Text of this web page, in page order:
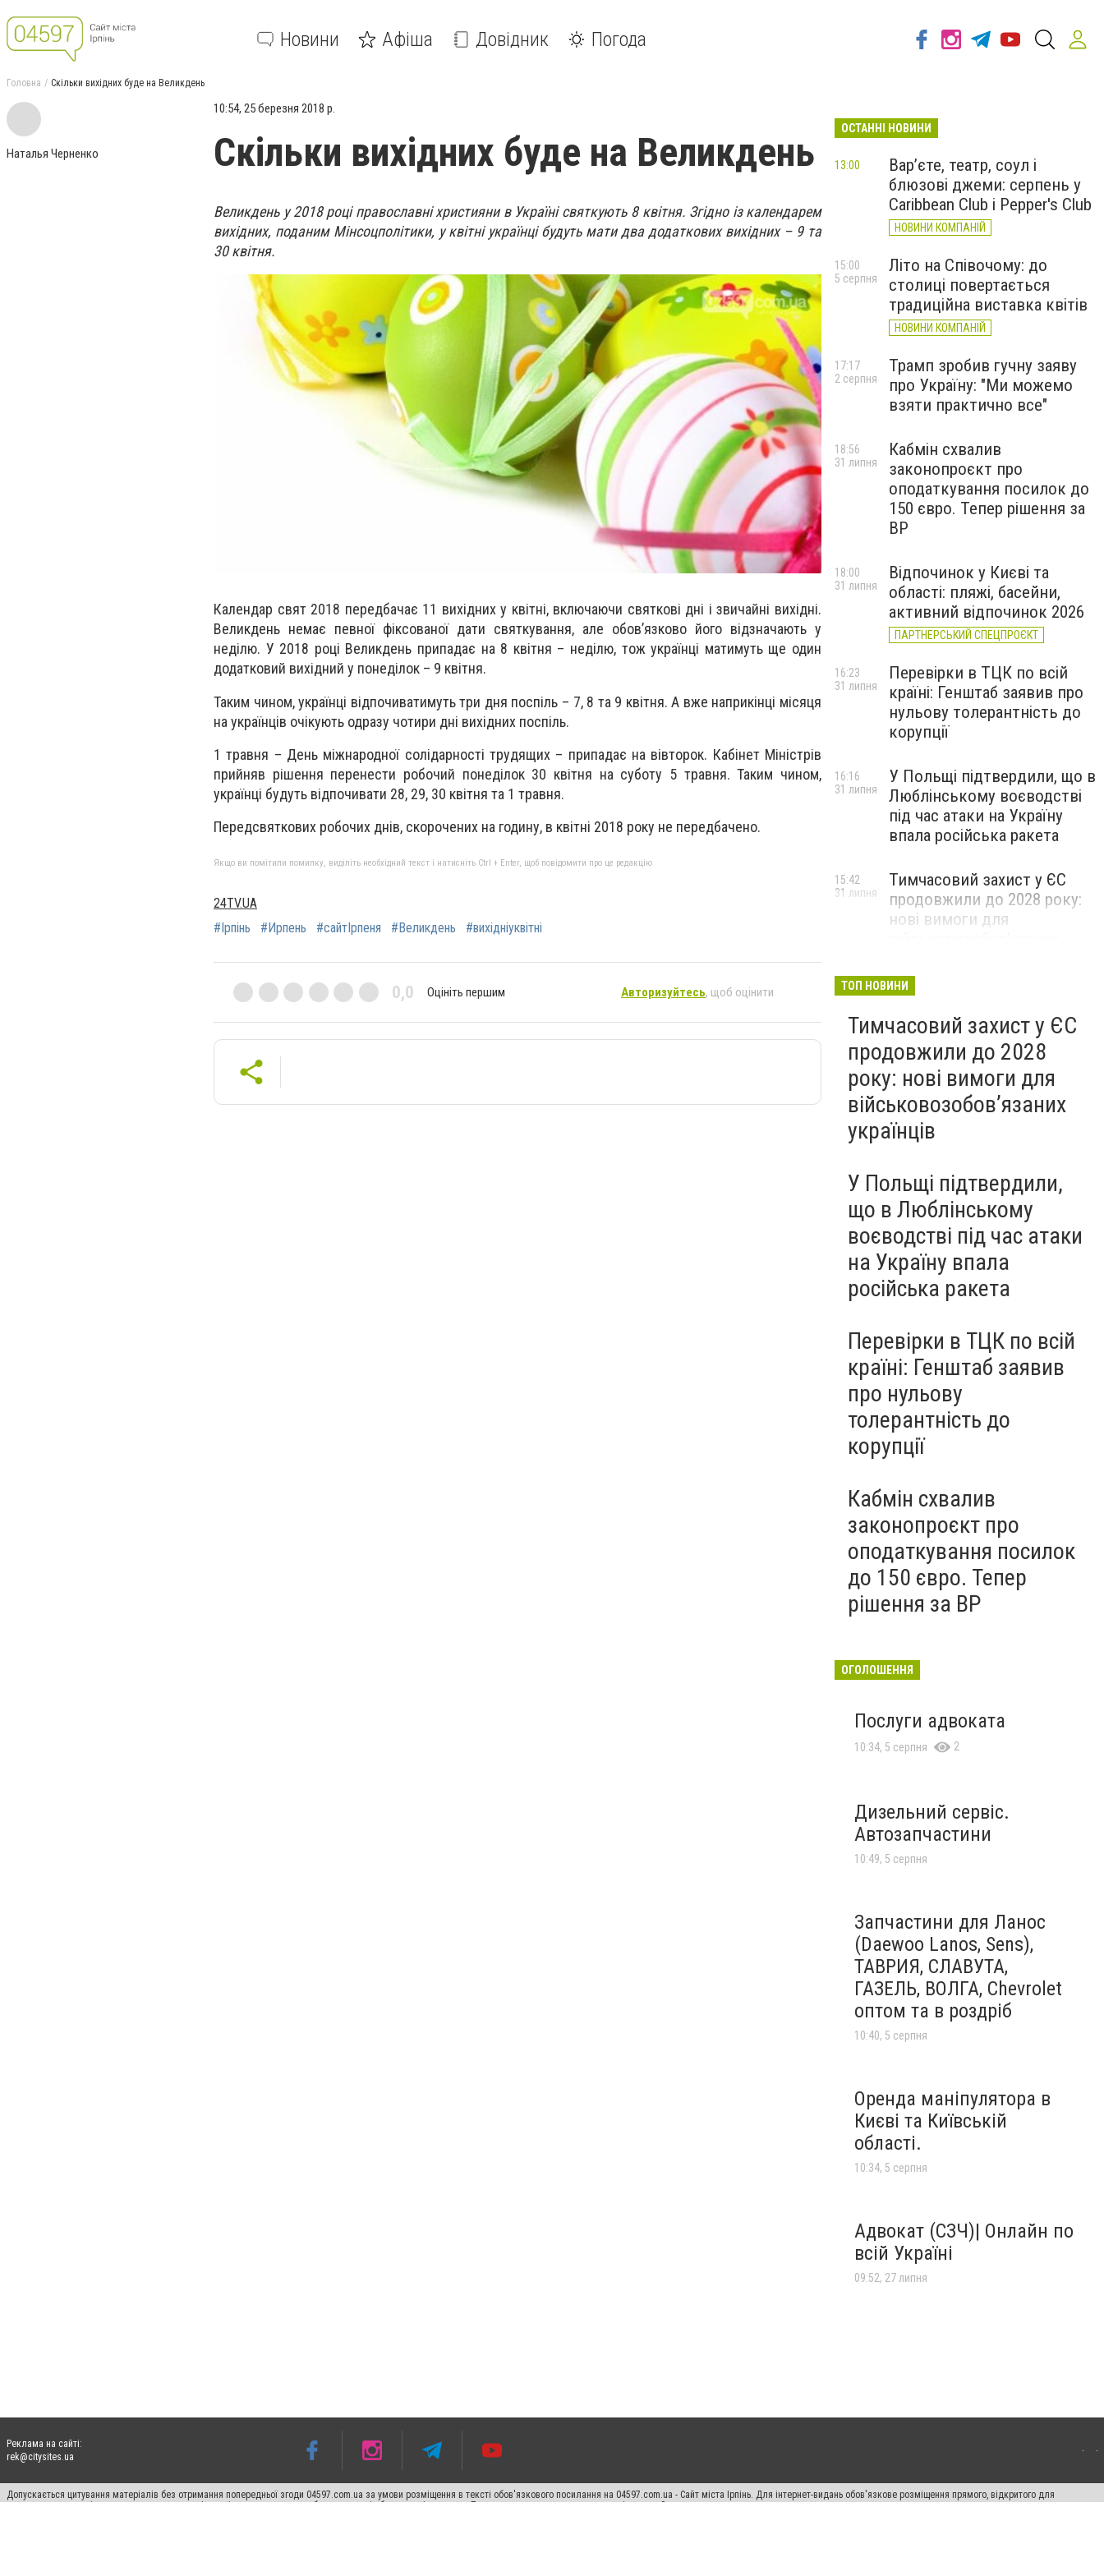
Новини Афіша Довідник Погода
Головна Скільки вихідних буде на Великдень
Наталья Черненко
10:54, 25 березня 2018 р.
Скільки вихідних буде на Великдень
Великдень у 2018 році православні християни в Україні святкують 8 квітня. Згідно із календарем
вихідних, поданим Мінсоцполітики, у квітні українці будуть мати два додаткових вихідних – 9 та
30 квітня.
Календар свят 2018 передбачає 11 вихідних у квітні, включаючи святкові дні і звичайні вихідні.
Великдень немає певної фіксованої дати святкування, але обов’язково його відзначають у
неділю. У 2018 році Великдень припадає на 8 квітня – неділю, тож українці матимуть ще один
додатковий вихідний у понеділок – 9 квітня.
Таким чином, українці відпочиватимуть три дня поспіль – 7, 8 та 9 квітня. А вже наприкінці місяця
на українців очікують одразу чотири дні вихідних поспіль.
1 травня – День міжнародної солідарності трудящих – припадає на вівторок. Кабінет Міністрів
прийняв рішення перенести робочий понеділок 30 квітня на суботу 5 травня. Таким чином,
українці будуть відпочивати 28, 29, 30 квітня та 1 травня.
Передсвяткових робочих днів, скорочених на годину, в квітні 2018 року не передбачено.
Якщо ви помітили помилку, виділіть необхідний текст і натисніть Ctrl + Enter, щоб повідомити про це редакцію
24TV.UA
#Ірпінь
#Ирпень #сайтІрпеня #Великдень #вихідніуквітні
0,0 Оцініть першим Авторизуйтесь, щоб оцінити
ОСТАННІ НОВИНИ
Вар’єте, театр, соул і
блюзові джеми: серпень у
Caribbean Club і Pepper's Club
НОВИНИ КОМПАНІЙ
13:00
Літо на Співочому: до
столиці повертається
традиційна виставка квітів
НОВИНИ КОМПАНІЙ
15:00
5 серпня
Трамп зробив гучну заяву
про Україну: "Ми можемо
взяти практично все"
17:17
2 серпня
Кабмін схвалив
законопроєкт про
оподаткування посилок до
150 євро. Тепер рішення за
ВР
18:56
31 липня
Відпочинок у Києві та
області: пляжі, басейни,
активний відпочинок 2026
ПАРТНЕРСЬКИЙ СПЕЦПРОЄКТ
18:00
31 липня
Перевірки в ТЦК по всій
країні: Генштаб заявив про
нульову толерантність до
корупції
16:23
31 липня
У Польщі підтвердили, що в
Люблінському воєводстві
під час атаки на Україну
впала російська ракета
16:16
31 липня
Тимчасовий захист у ЄС
продовжили до 2028 року:
нові вимоги для
15:42
31 липня
ТОП НОВИНИ
Тимчасовий захист у ЄС
продовжили до 2028
року: нові вимоги для
військовозобов’язаних
українців
У Польщі підтвердили,
що в Люблінському
воєводстві під час атаки
на Україну впала
російська ракета
Перевірки в ТЦК по всій
країні: Генштаб заявив
про нульову
толерантність до
корупції
Кабмін схвалив
законопроєкт про
оподаткування посилок
до 150 євро. Тепер
рішення за ВР
ОГОЛОШЕННЯ
Послуги адвоката
10:34, 5 серпня 2
Дизельний сервіс.
Автозапчастини
10:49, 5 серпня
Запчастини для Ланос
(Daewoo Lanos, Sens),
ТАВРИЯ, СЛАВУТА,
ГАЗЕЛЬ, ВОЛГА, Chevrolet
оптом та в роздріб
10:40, 5 серпня
Оренда маніпулятора в
Києві та Київській
області.
10:34, 5 серпня
Адвокат (СЗЧ)| Онлайн по
всій Україні
09:52, 27 липня
Реклама на сайті:
rek@citysites.ua
Допускається цитування матеріалів без отримання попередньої згоди 04597.com.ua за умови розміщення в тексті обов'язкового посилання на 04597.com.ua - Сайт міста Ірпінь. Для інтернет-видань обов'язкове розміщення прямого, відкритого для
пошукових систем гіперпосилання на цитовані статті не нижче другого абзацу в тексті або в якості джерела. Порушення виняткових прав переслідується Законом.